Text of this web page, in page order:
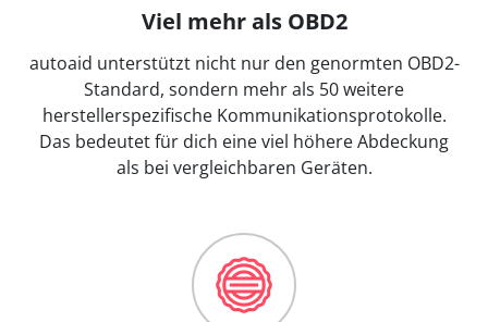
Viel mehr als OBD2
autoaid unterstützt nicht nur den genormten OBD2-
Standard, sondern mehr als 50 weitere
herstellerspezifische Kommunikationsprotokolle.
Das bedeutet für dich eine viel höhere Abdeckung
als bei vergleichbaren Geräten.